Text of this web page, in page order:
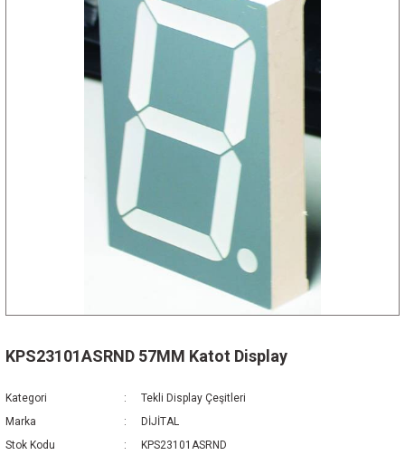
KPS23101ASRND 57MM Katot Display
Kategori
Tekli Display Çeşitleri
Marka
DİJİTAL
Stok Kodu
KPS23101ASRND